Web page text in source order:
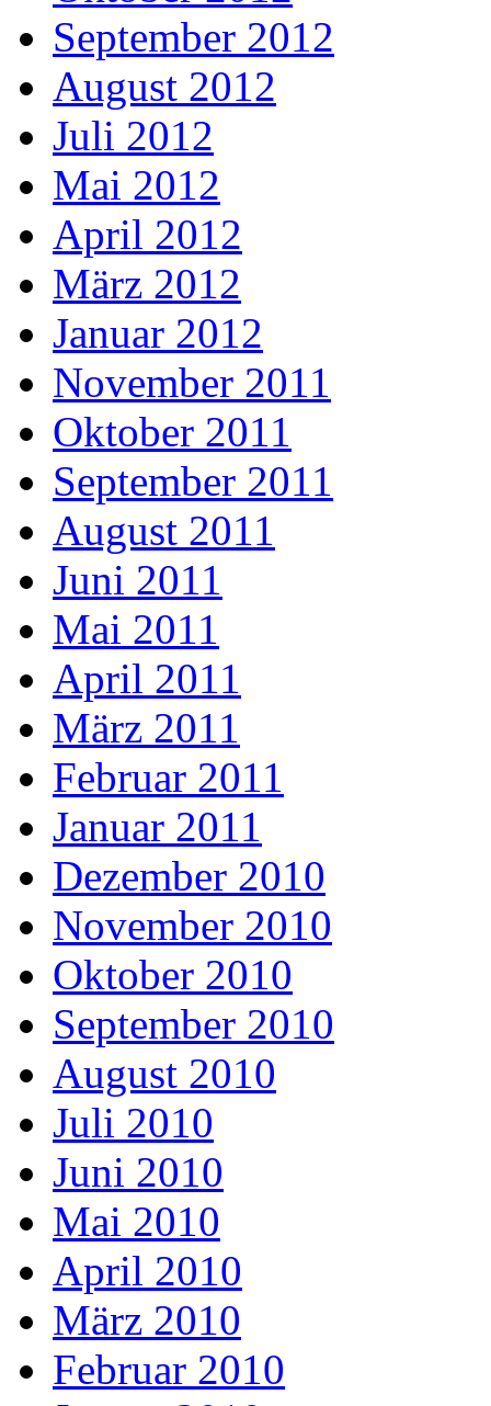
September 2012
August 2012
Juli 2012
Mai 2012
April 2012
März 2012
Januar 2012
November 2011
Oktober 2011
September 2011
August 2011
Juni 2011
Mai 2011
April 2011
März 2011
Februar 2011
Januar 2011
Dezember 2010
November 2010
Oktober 2010
September 2010
August 2010
Juli 2010
Juni 2010
Mai 2010
April 2010
März 2010
Februar 2010